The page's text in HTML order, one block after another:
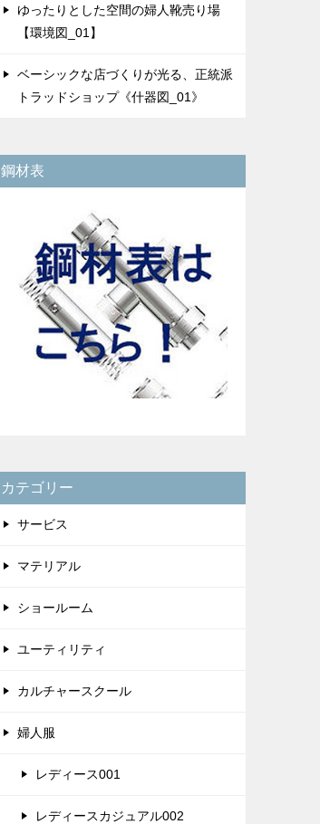
ゆったりとした空間の婦人靴売り場
【環境図_01】
ベーシックな店づくりが光る、正統派
トラッドショップ《什器図_01》
鋼材表
カテゴリー
サービス
マテリアル
ショールーム
ユーティリティ
カルチャースクール
婦人服
レディース001
レディースカジュアル002